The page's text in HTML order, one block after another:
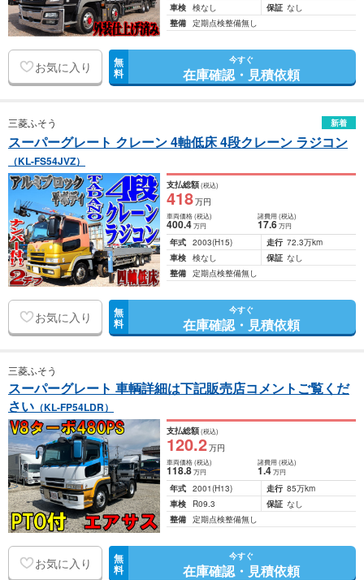
車検 検なし 保証 なし
整備 定期点検整備無し
お気に入り 無
料
今すぐ
在庫確認・見積依頼
三菱ふそう 新着
スーパーグレート クレーン 4軸低床 4段クレーン ラジコン
（KL-FS54JVZ）
支払総額(税込)
418万円
車両価格(税込)
400.4万円
諸費用 (税込)
17.6 万円
年式 2003(H15) 走行 72.3万km
車検 検なし 保証 なし
整備 定期点検整備無し
お気に入り 無
料
今すぐ
在庫確認・見積依頼
三菱ふそう
スーパーグレート 車輌詳細は下記販売店コメントご覧くだ
さい （KL-FP54LDR）
支払総額(税込)
120.2万円
車両価格(税込)
118.8万円
諸費用 (税込)
1.4 万円
年式 2001(H13) 走行 85万km
車検
R09.3 保証 なし
整備 定期点検整備無し
お気に入り 無
料
今すぐ
在庫確認・見積依頼